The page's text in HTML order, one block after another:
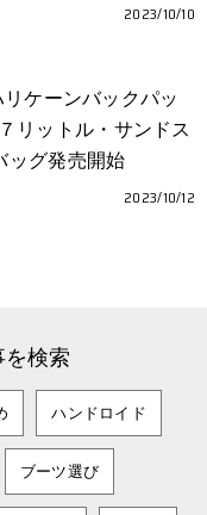
2023/10/10
リケーンバックパッ
リットル・サンドス
ッグ発売開始
2023/10/12
検索
ハンドロイド
ブーツ選び